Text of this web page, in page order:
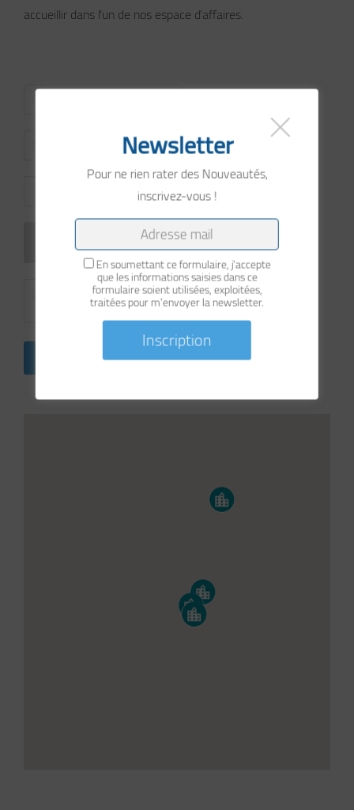
accueillir dans l’un de nos espace d’affaires.
Newsletter
Pour ne rien rater des Nouveautés,
inscrivez-vous !
En soumettant ce formulaire, j'accepte
que les informations saisies dans ce
formulaire soient utilisées, exploitées,
traitées pour m’envoyer la newsletter.